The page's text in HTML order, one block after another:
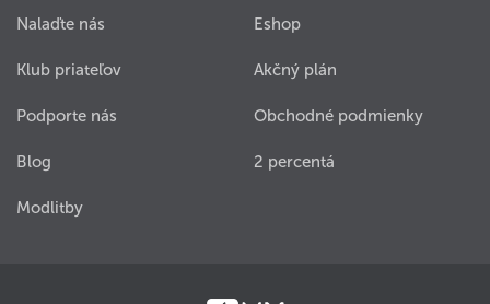
Nalaďte nás
Klub priateľov
Podporte nás
Blog
Modlitby
Eshop
Akčný plán
Obchodné podmienky
2 percentá